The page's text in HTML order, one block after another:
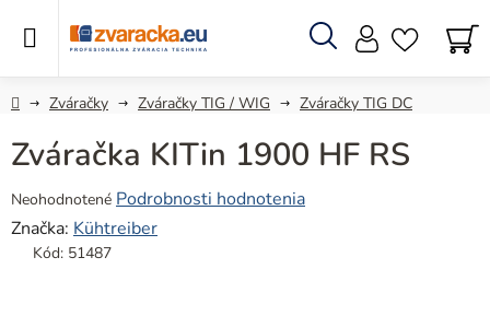
Hľadať
DomovZváračky Zváračky TIG / WIG Zváračky TIG DC
Zváračka KITin 1900 HF RS
Priemerné
hodnotenie
produktu
Neohodnotené Podrobnosti hodnotenia
Značka: Kühtreiber
Kód: 51487